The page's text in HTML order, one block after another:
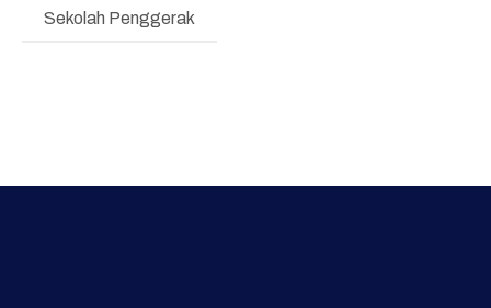
Program Prioritas
Sekolah Penggerak